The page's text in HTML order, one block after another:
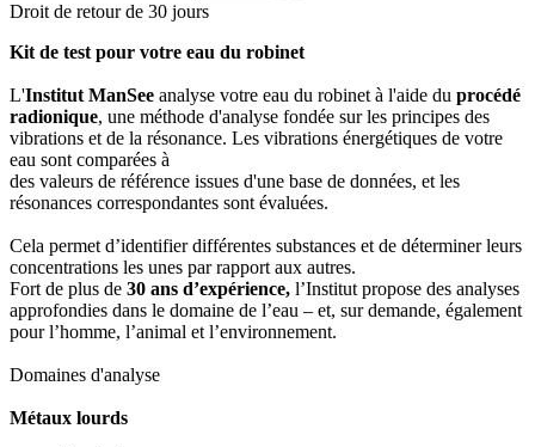
Droit de retour de 30 jours
Kit de test pour votre eau du robinet
L'Institut ManSee analyse votre eau du robinet à l'aide du procédé
radionique, une méthode d'analyse fondée sur les principes des
vibrations et de la résonance. Les vibrations énergétiques de votre
eau sont comparées à
des valeurs de référence issues d'une base de données, et les
résonances correspondantes sont évaluées.
Cela permet d’identifier différentes substances et de déterminer leurs
concentrations les unes par rapport aux autres.
Fort de plus de 30 ans d’expérience, l’Institut propose des analyses
approfondies dans le domaine de l’eau – et, sur demande, également
pour l’homme, l’animal et l’environnement.
Domaines d'analyse
Métaux lourds